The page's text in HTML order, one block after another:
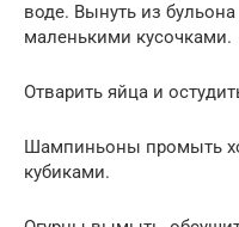
воде. Вынуть из
маленькими кусочками.
Отварить яйца и
Шампиньоны промыть
кубиками.